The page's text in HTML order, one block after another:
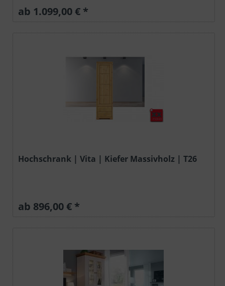
ab 1.099,00 € *
Hochschrank | Vita | Kiefer Massivholz | T26
ab 896,00 € *